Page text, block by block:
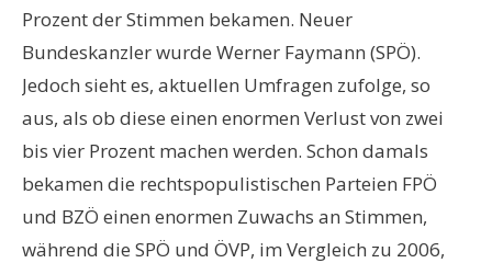
Prozent der Stimmen bekamen. Neuer
Bundeskanzler wurde Werner Faymann (SPÖ).
Jedoch sieht es, aktuellen Umfragen zufolge, so
aus, als ob diese einen enormen Verlust von zwei
bis vier Prozent machen werden. Schon damals
bekamen die rechtspopulistischen Parteien FPÖ
und BZÖ einen enormen Zuwachs an Stimmen,
während die SPÖ und ÖVP, im Vergleich zu 2006,